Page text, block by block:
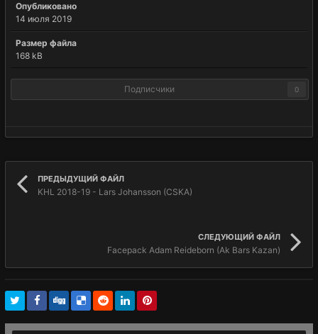
Опубликовано
14 июля 2019
Размер файла
168 kB
Подписчики 0
ПРЕДЫДУЩИЙ ФАЙЛ
KHL 2018-19 - Lars Johansson (CSKA)
СЛЕДУЮЩИЙ ФАЙЛ
Facepack Adam Reideborn (Ak Bars Kazan)